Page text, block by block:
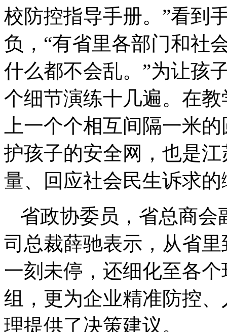
校防控指导手册。”看到
负，“有省里各部门和社
什么都不会乱。”为让孩
个细节演练十几遍。在
上一个个相互间隔一米
护孩子的安全网，也是
量、回应社会民生诉求的
省政协委员，省总商会
司总裁薛驰表示，从省
一刻未停，还细化至各
组，更为企业精准防控
理提供了决策建议。